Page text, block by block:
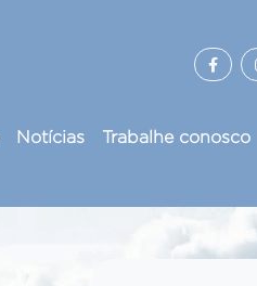
Notícias Trabalhe conosco